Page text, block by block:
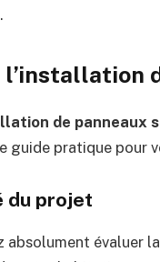
de panneaux
guide pratique pour
du projet
absolument évaluer